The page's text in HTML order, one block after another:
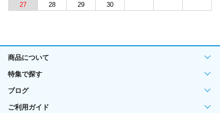
27
28 29 30
商品について
特集で探す
ブログ
ご利用ガイド